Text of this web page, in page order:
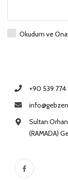
Okudum ve
+90 539 774
Sultan
(RAMADA)